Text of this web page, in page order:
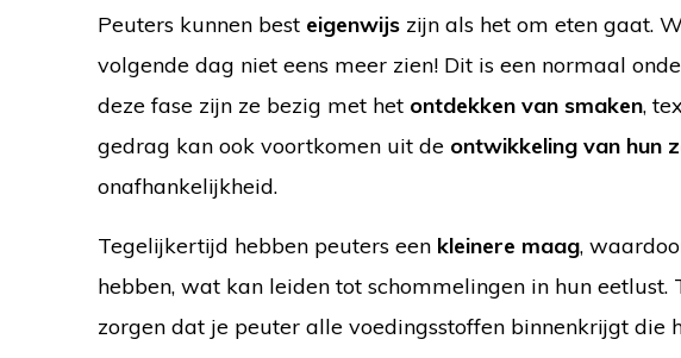
Peuters kunnen best eigenwijs zijn als het om eten gaat.
volgende dag niet eens meer zien! Dit is een normaal
deze fase zijn ze bezig met het ontdekken van smaken,
gedrag kan ook voortkomen uit de ontwikkeling van hun
onafhankelijkheid.
Tegelijkertijd hebben peuters een kleinere maag,
hebben, wat kan leiden tot schommelingen in hun
zorgen dat je peuter alle voedingsstoffen binnenkrijgt die